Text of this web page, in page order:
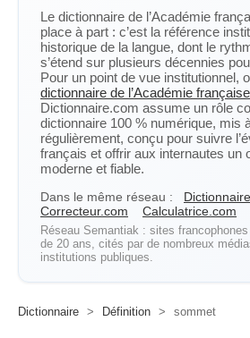
Le dictionnaire de l’Académie
place à part : c’est la référence
historique de la langue, dont le
s’étend sur plusieurs décennies
Pour un point de vue institutionnel,
dictionnaire de l’Académie française
Dictionnaire.com assume un rôle
dictionnaire 100 % numérique, mis
régulièrement, conçu pour suivre
français et offrir aux internautes un
moderne et fiable.
Dans le même réseau :
Correcteur.com
Calculatrice.com
Réseau Semantiak : sites
de 20 ans, cités par de nombreux
institutions publiques.
Dictionnaire > Définition > sommet